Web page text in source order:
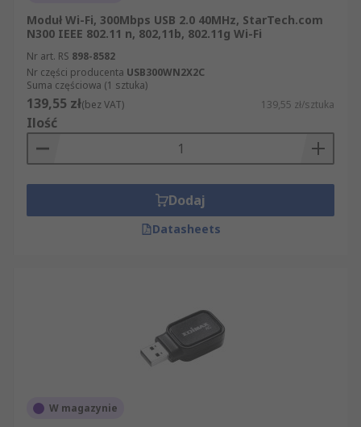
Moduł Wi-Fi, 300Mbps USB 2.0 40MHz, StarTech.com
N300 IEEE 802.11 n, 802,11b, 802.11g Wi-Fi
Nr art. RS 898-8582
Nr części producenta USB300WN2X2C
Suma częściowa (1 sztuka)
139,55 zł(bez VAT) 139,55 zł/sztuka
Ilość
Dodaj
Datasheets
W magazynie